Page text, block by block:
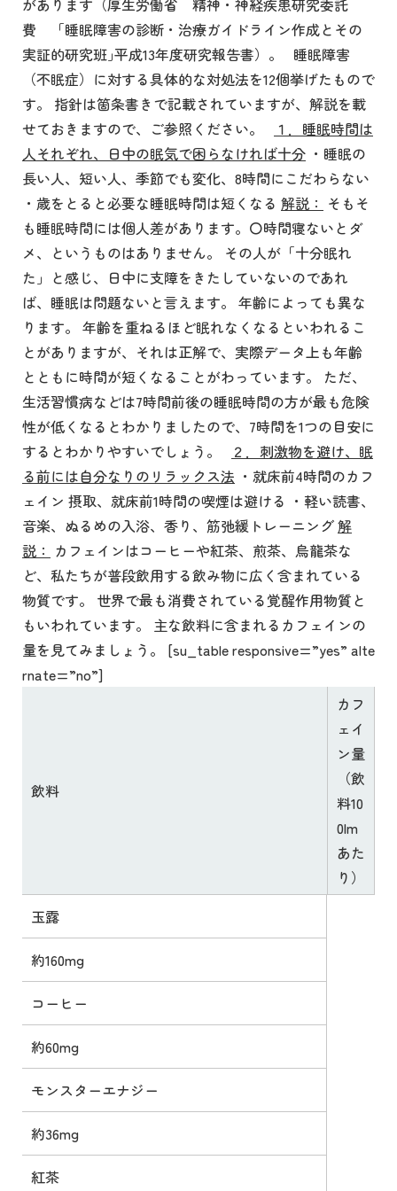
があります（厚生労働省 精神・神経疾患研究委託
費 「睡眠障害の診断・治療ガイドライン作成とその
実証的研究班｣平成13年度研究報告書）。 睡眠障害
（不眠症）に対する具体的な対処法を12個挙げたもので
す。 指針は箇条書きで記載されていますが、解説を載
せておきますので、ご参照ください。
１．睡眠時間は
人それぞれ、日中の眠気で困らなければ十分 ・睡眠の
長い人、短い人、季節でも変化、8時間にこだわらない
・歳をとると必要な睡眠時間は短くなる 解説： そもそ
も睡眠時間には個人差があります。〇時間寝ないとダ
メ、というものはありません。 その人が「十分眠れ
た」と感じ、日中に支障をきたしていないのであれ
ば、睡眠は問題ないと言えます。 年齢によっても異な
ります。 年齢を重ねるほど眠れなくなるといわれるこ
とがありますが、それは正解で、実際データ上も年齢
とともに時間が短くなることがわっています。 ただ、
生活習慣病などは7時間前後の睡眠時間の方が最も危険
性が低くなるとわかりましたので、7時間を1つの目安に
するとわかりやすいでしょう。
２．刺激物を避け、眠
る前には自分なりのリラックス法 ・就床前4時間のカフ
ェイン 摂取、就床前1時間の喫煙は避ける ・軽い読書、
音楽、ぬるめの入浴、香り、筋弛緩トレーニング解
説： カフェインはコーヒーや紅茶、煎茶、烏龍茶な
ど、私たちが普段飲用する飲み物に広く含まれている
物質です。 世界で最も消費されている覚醒作用物質と
もいわれています。 主な飲料に含まれるカフェインの
量を見てみましょう。 [su_table responsive=”yes” alte
rnate=”no”]
飲料
カフ
ェイ
ン量
（飲
料10
0lm
あた
り）
玉露
約160mg
コーヒー
約60mg
モンスターエナジー
約36mg
紅茶